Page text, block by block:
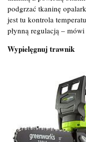
podgrzać tkaninę
jest tu kontrola
płynną regulacją –
Wypielęgnuj trawnik